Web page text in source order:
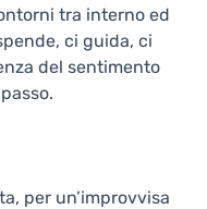
tra interno ed
ci guida, ci
del sentimento
per un’improvvisa